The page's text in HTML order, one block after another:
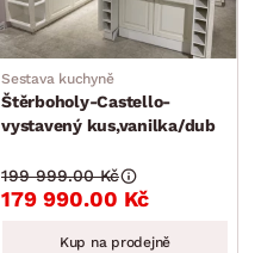
Sestava kuchyně
Štěrboholy-Castello-
vystavený kus,vanilka/dub
179 990.00 Kč
199 999.00 Kč
Kup na prodejně